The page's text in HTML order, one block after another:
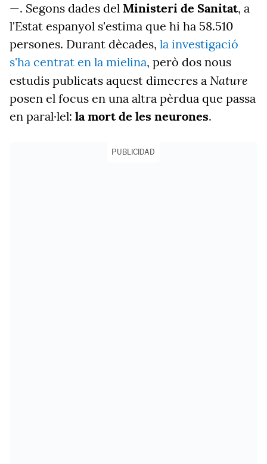
—. Segons dades del Ministeri de Sanitat, a
l'Estat espanyol s'estima que hi ha 58.510
persones. Durant dècades, la investigació
s'ha centrat en la mielina, però dos nous
estudis publicats aquest dimecres a Nature
posen el focus en una altra pèrdua que passa
en paral·lel: la mort de les neurones.
PUBLICIDAD